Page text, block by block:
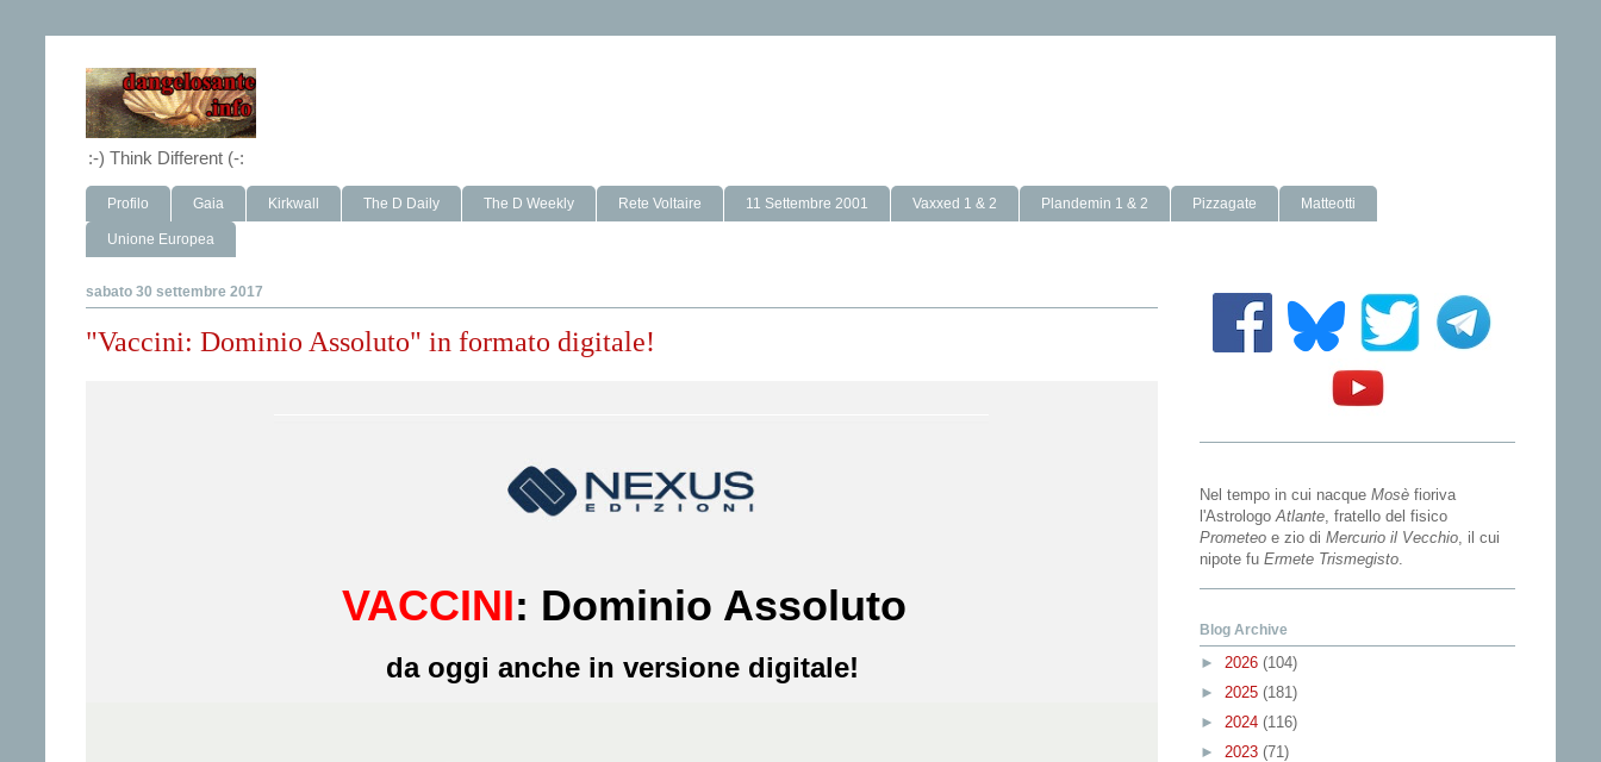
:-) Think Different (-:
Profilo Gaia Kirkwall The D Daily The D Weekly Rete Voltaire 11 Settembre 2001 Vaxxed 1 & 2 Plandemin 1 & 2 Pizzagate Matteotti
Unione Europea
sabato 30 settembre 2017
"Vaccini: Dominio Assoluto" in formato digitale!
VACCINI: Dominio Assoluto
da oggi anche in versione digitale!
Nel tempo in cui nacque Mosè fioriva
l'Astrologo Atlante , fratello del fisico
Prometeo e zio di Mercurio il Vecchio , il cui
nipote fu Ermete Trismegisto
Blog Archive
► 2026 (104)
► 2025 (181)
► 2024 (116)
► 2023 (71)